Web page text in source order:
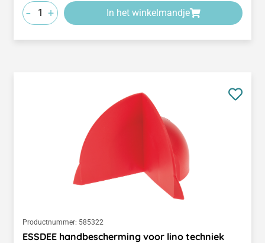
- + In het winkelmandje
Productnummer: 585322
ESSDEE handbescherming voor lino techniek